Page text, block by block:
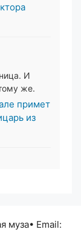
И
же.
примет
из
муза• Email: